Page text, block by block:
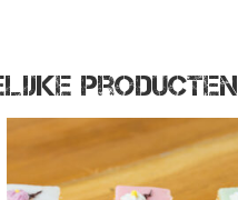
producten